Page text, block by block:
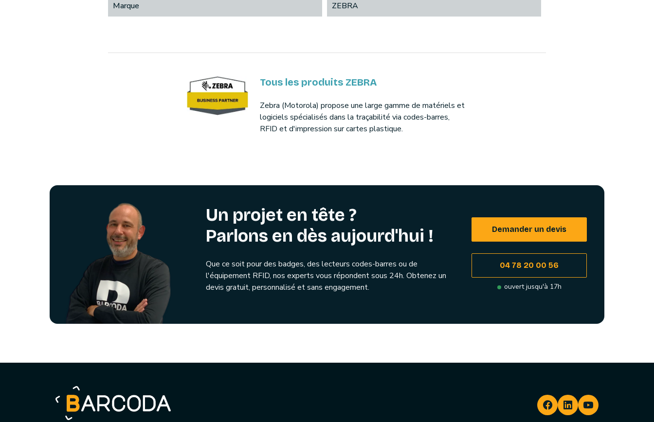
Marque ZEBRA
Tous les produits ZEBRA
Zebra (Motorola) propose une large gamme de matériels et
logiciels spécialisés dans la traçabilité via codes-barres,
RFID et d'impression sur cartes plastique.
Un projet en tête ?
Parlons en dès aujourd'hui !
Que ce soit pour des badges, des lecteurs codes-barres ou de
l'équipement RFID, nos experts vous répondent sous 24h. Obtenez un
devis gratuit, personnalisé et sans engagement.
Demander un devis
04 78 20 00 56
ouvert jusqu'à 17h